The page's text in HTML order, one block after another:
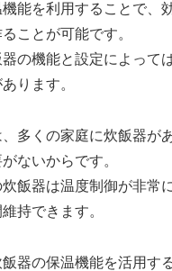
能を利用することで、
ことが可能です。
の機能と設定によって
ります。
多くの家庭に炊飯器が
ないからです。
炊飯器は温度制御が非常
持できます。
器の保温機能を活用す